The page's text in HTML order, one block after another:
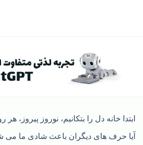
ابتدا خانه دل را بتکانیم، نوروز پیروز، هر
آیا حرف های دیگران باعث شادی ما می